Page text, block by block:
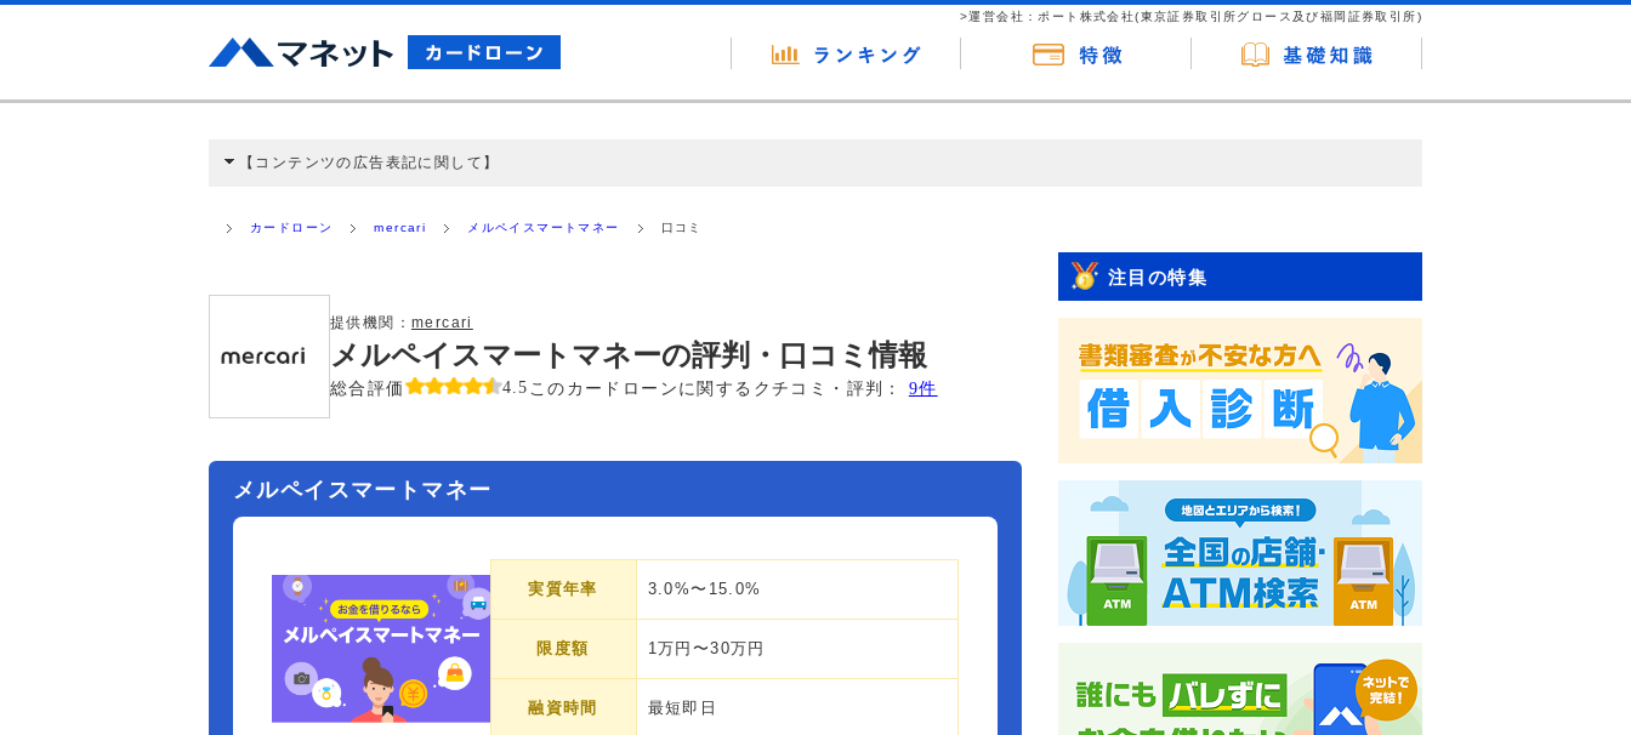
>運営会社：ポート株式会社(東京証券取引所グロース及び福岡証券取引所)
【コンテンツの広告表記に関して】
ミ収集などに基づき、公平性を担保した情報提供を行っています。
カードローン mercari メルペイスマートマネー 口コミ
提供機関： mercari
メルペイスマートマネーの評判・口コミ情報
総合評価 4.5 このカードローンに関するクチコミ・評判： 9件
メルペイスマートマネー
実質年率 3.0%〜15.0%
限度額 1万円〜30万円
融資時間 最短即日
注目の特集